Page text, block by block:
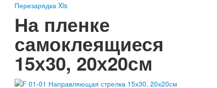
Перезарядка ОВП
Доставка
Оплата
Гарантии
О нас
Перезарядка Xls
На пленке
самоклеящиеся
15х30, 20х20см